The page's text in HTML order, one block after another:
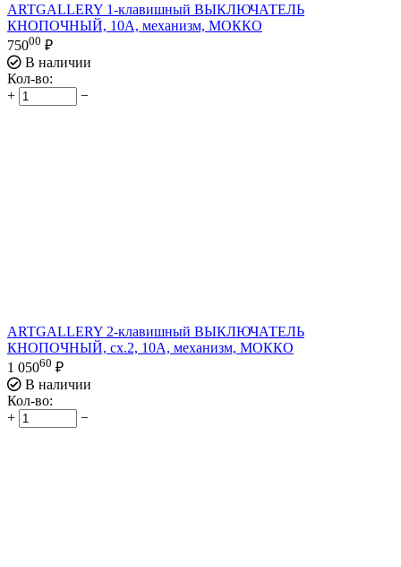
ARTGALLERY 1-клавишный ВЫКЛЮЧАТЕЛЬ
КНОПОЧНЫЙ, 10А, механизм, МОККО
75000 ₽
В наличии
Кол-во:
+
−
ARTGALLERY 2-клавишный ВЫКЛЮЧАТЕЛЬ
КНОПОЧНЫЙ, сх.2, 10А, механизм, МОККО
1 05060 ₽
В наличии
Кол-во:
+
−